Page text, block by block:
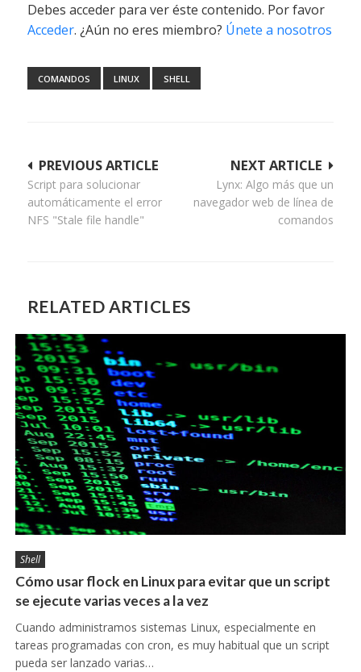
Debes acceder para ver éste contenido. Por favor
Acceder. ¿Aún no eres miembro? Únete a nosotros
COMANDOS LINUX SHELL
Navegación
de
entradas
NEXT ARTICLE
Lynx: Algo más que un
navegador web de línea de
comandos
PREVIOUS ARTICLE
Script para solucionar
automáticamente el error
NFS "Stale file handle"
RELATED ARTICLES
Shell
Cómo usar flock en Linux para evitar que un script
se ejecute varias veces a la vez
Cuando administramos sistemas Linux, especialmente en
tareas programadas con cron, es muy habitual que un script
pueda ser lanzado varias…